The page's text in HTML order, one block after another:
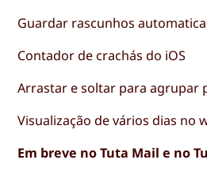
Guardar rascunhos
Contador de crachás do iOS
Arrastar e soltar para agrupar
Visualização de vários dias no
Em breve no Tuta Mail e no